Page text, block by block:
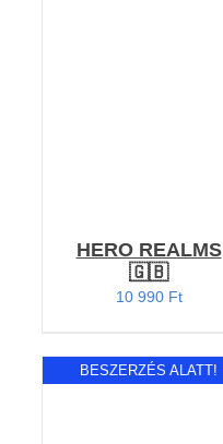
HERO REALMS
🇬🇧
10 990 Ft
BESZERZÉS ALATT!